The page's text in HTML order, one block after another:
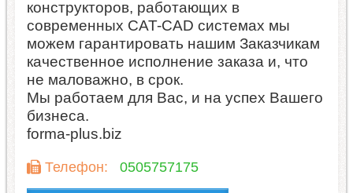
конструкторов, работающих в
современных CAT-CAD системах мы
можем гарантировать нашим Заказчикам
качественное исполнение заказа и, что
не маловажно, в срок.
Мы работаем для Вас, и на успех Вашего
бизнеса.
forma-plus.biz
Телефон: 0505757175